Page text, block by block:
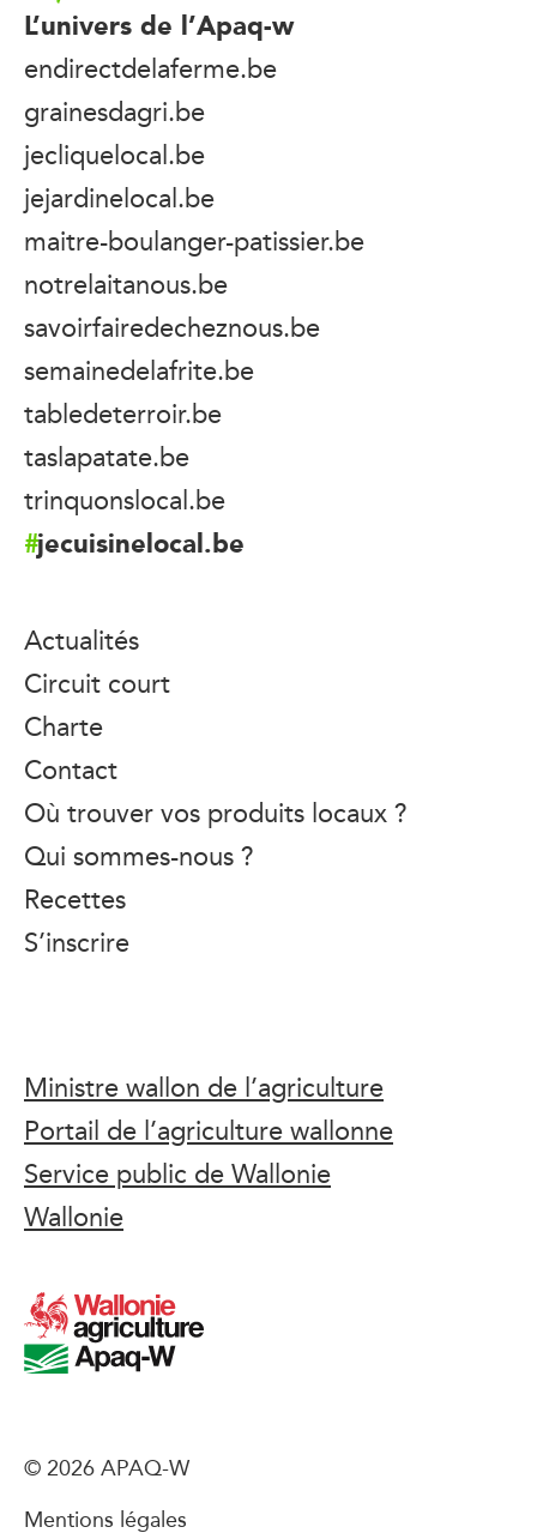
L’univers de l’Apaq-w
endirectdelaferme.be
grainesdagri.be
jecliquelocal.be
jejardinelocal.be
maitre-boulanger-patissier.be
notrelaitanous.be
savoirfairedecheznous.be
semainedelafrite.be
tabledeterroir.be
taslapatate.be
trinquonslocal.be
jecuisinelocal.be
Actualités
Circuit court
Charte
Contact
Où trouver vos produits locaux ?
Qui sommes-nous ?
Recettes
S’inscrire
Ministre wallon de l’agriculture
Portail de l’agriculture wallonne
Service public de Wallonie
Wallonie
© 2026 APAQ-W
Mentions légales